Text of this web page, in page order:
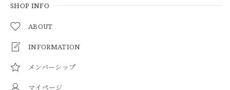
SHOP INFO
ABOUT
INFORMATION
メンバーシップ
マイページ